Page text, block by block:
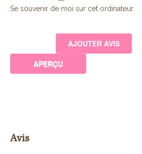
Se souvenir de moi sur cet ordinateur.
Avis